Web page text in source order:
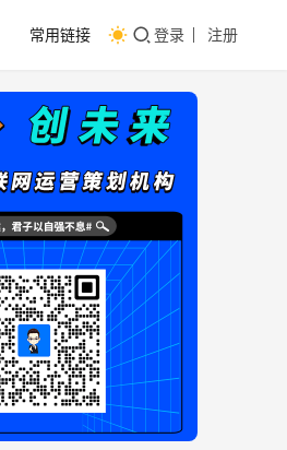
常用链接 登录 注册